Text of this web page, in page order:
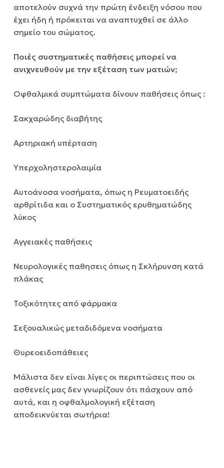
αποτελούν συχνά την πρώτη ένδειξη νόσου που
έχει ήδη ή πρόκειται να αναπτυχθεί σε άλλο
σημείο του σώματος.
Ποιές συστηματικές παθήσεις μπορεί να
ανιχνευθούν με την εξέταση των ματιών;
Οφθαλμικά συμπτώματα δίνουν παθήσεις όπως :
Σακχαρώδης διαβήτης
Αρτηριακή υπέρταση
Υπερχοληστερολαιμία
Αυτοάνοσα νοσήματα, όπως η Ρευματοειδής
αρθρίτιδα και ο Συστηματικός ερυθηματώδης
λύκος
Αγγειακές παθήσεις
Νευρολογικές παθησεις όπως η Σκλήρυνση κατά
πλάκας
Τοξικότητες από φάρμακα
Σεξουαλικώς μεταδιδόμενα νοσήματα
Θυρεοειδοπάθειες
Μάλιστα δεν είναι λίγες οι περιπτώσεις που οι
ασθενείς μας δεν γνωρίζουν ότι πάσχουν από
αυτά, και η οφθαλμολογική εξέταση
αποδεικνύεται σωτήρια!